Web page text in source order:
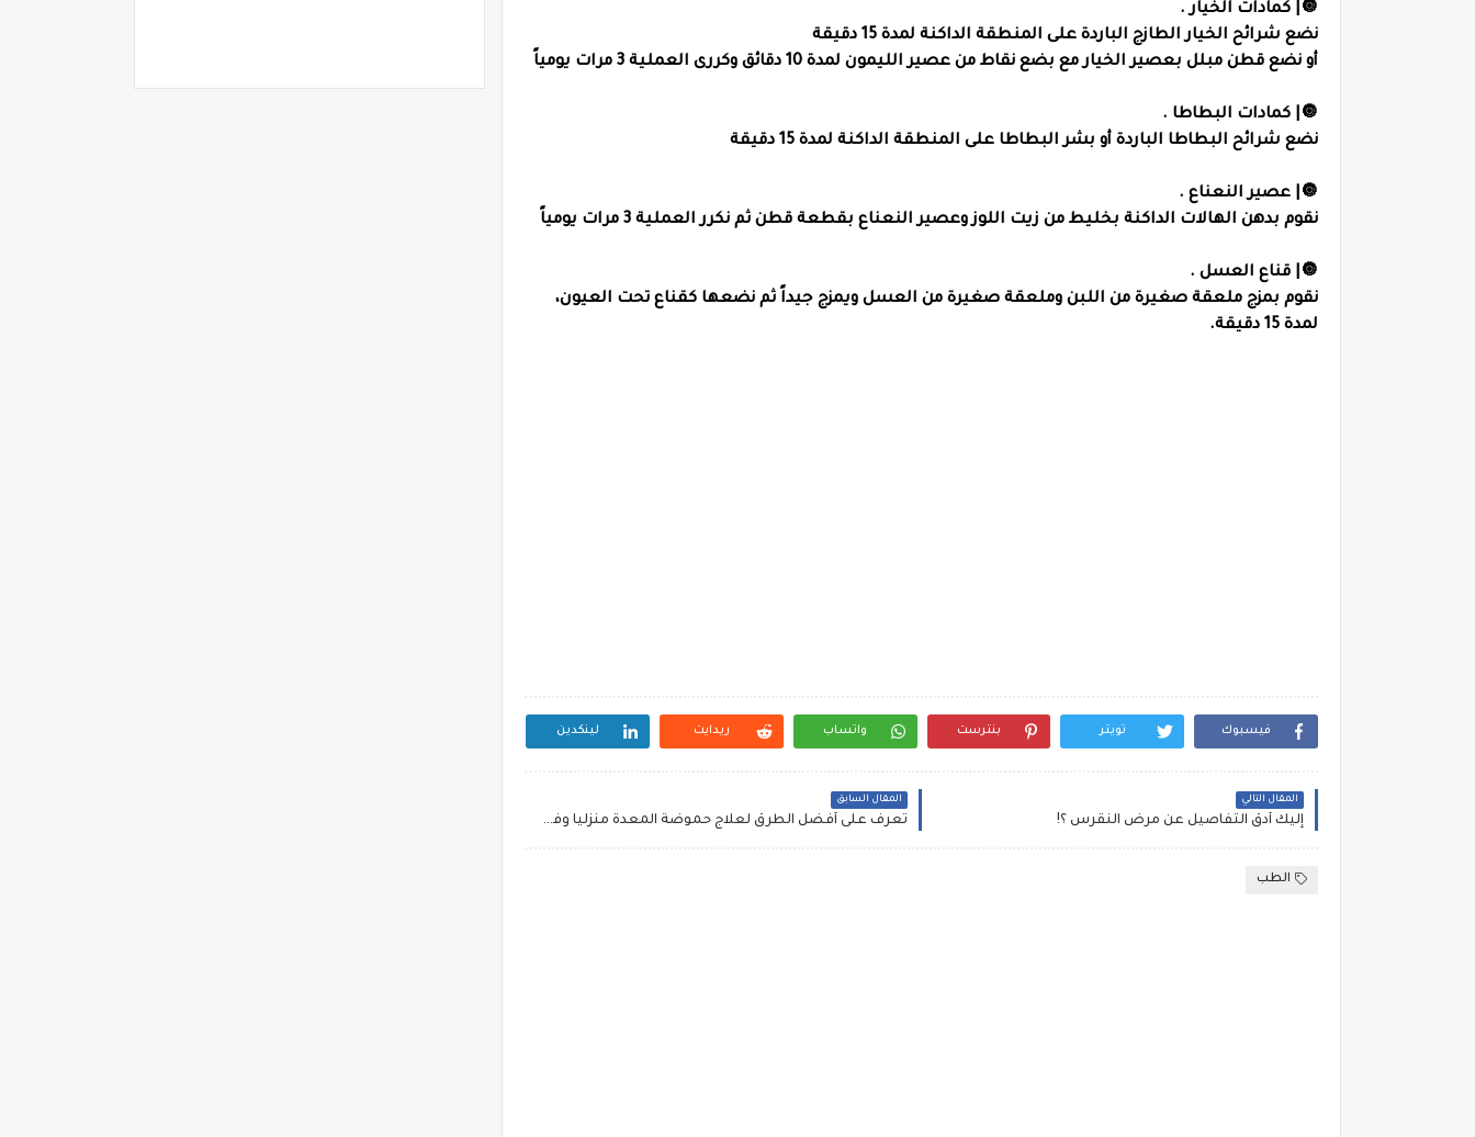
🔘| كمادات الخيار .
نضع شرائح الخيار الطازج الباردة على المنطقة الداكنة لمدة 15 دقيقة
أو نضع قطن مبلل بعصير الخيار مع بضع نقاط من عصير الليمون لمدة 10 دقائق وكررى العملية 3 مرات يومياً
🔘| كمادات البطاطا .
نضع شرائح البطاطا الباردة أو بشر البطاطا على المنطقة الداكنة لمدة 15 دقيقة
🔘| عصير النعناع .
نقوم بدهن الهالات الداكنة بخليط من زيت اللوز وعصير النعناع بقطعة قطن ثم نكرر العملية 3 مرات يومياً
🔘| قناع العسل .
نقوم بمزج ملعقة صغيرة من اللبن وملعقة صغيرة من العسل ويمزج جيداً ثم نضعها كقناع تحت العيون،
لمدة 15 دقيقة.
فيسبوك تويتر بنترست واتساب ريدايت لينكدين
المقال التالي
إليك أدق التفاصيل عن مرض النقرس ؟!
المقال السابق
تعرف على أفضل الطرق لعلاج حموضة المعدة منزلياً وفي الطب البديل!..
الطب